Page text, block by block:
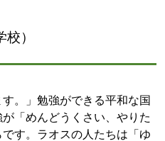
）
す。」勉強ができる平和な国
「めんどうくさい、やりた
す。ラオスの人たちは「ゆ